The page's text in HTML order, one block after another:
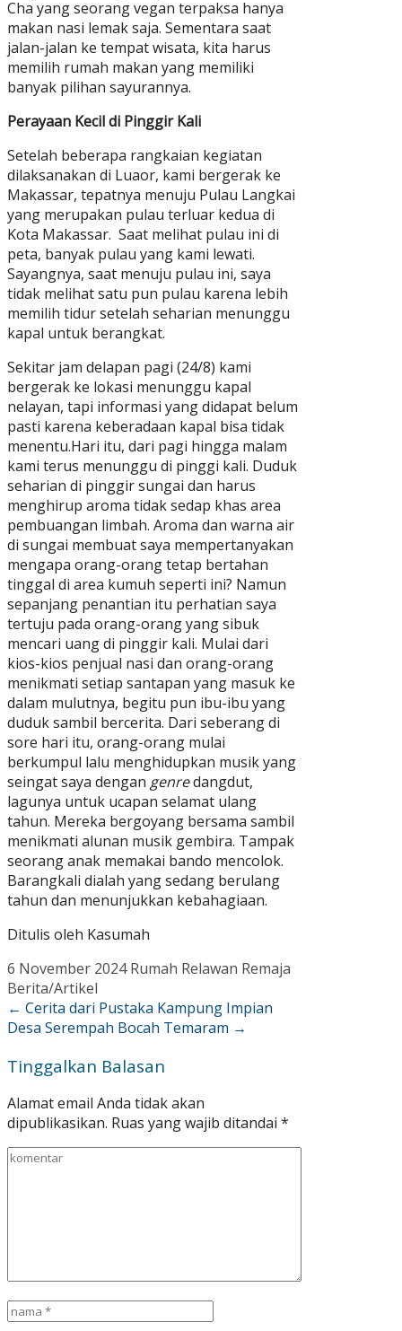
Cha yang seorang vegan terpaksa hanya
makan nasi lemak saja. Sementara saat
jalan-jalan ke tempat wisata, kita harus
memilih rumah makan yang memiliki
banyak pilihan sayurannya.
Perayaan Kecil di Pinggir Kali
Setelah beberapa rangkaian kegiatan
dilaksanakan di Luaor, kami bergerak ke
Makassar, tepatnya menuju Pulau Langkai
yang merupakan pulau terluar kedua di
Kota Makassar. Saat melihat pulau ini di
peta, banyak pulau yang kami lewati.
Sayangnya, saat menuju pulau ini, saya
tidak melihat satu pun pulau karena lebih
memilih tidur setelah seharian menunggu
kapal untuk berangkat.
Sekitar jam delapan pagi (24/8) kami
bergerak ke lokasi menunggu kapal
nelayan, tapi informasi yang didapat belum
pasti karena keberadaan kapal bisa tidak
menentu.Hari itu, dari pagi hingga malam
kami terus menunggu di pinggi kali. Duduk
seharian di pinggir sungai dan harus
menghirup aroma tidak sedap khas area
pembuangan limbah. Aroma dan warna air
di sungai membuat saya mempertanyakan
mengapa orang-orang tetap bertahan
tinggal di area kumuh seperti ini? Namun
sepanjang penantian itu perhatian saya
tertuju pada orang-orang yang sibuk
mencari uang di pinggir kali. Mulai dari
kios-kios penjual nasi dan orang-orang
menikmati setiap santapan yang masuk ke
dalam mulutnya, begitu pun ibu-ibu yang
duduk sambil bercerita. Dari seberang di
sore hari itu, orang-orang mulai
berkumpul lalu menghidupkan musik yang
seingat saya dengan genredangdut,
lagunya untuk ucapan selamat ulang
tahun. Mereka bergoyang bersama sambil
menikmati alunan musik gembira. Tampak
seorang anak memakai bando mencolok.
Barangkali dialah yang sedang berulang
tahun dan menunjukkan kebahagiaan.
Ditulis oleh Kasumah
6 November 2024 Rumah Relawan Remaja
Berita/Artikel
← Cerita dari Pustaka Kampung Impian
Desa Serempah Bocah Temaram →
Tinggalkan Balasan
Alamat email Anda tidak akan
dipublikasikan. Ruas yang wajib ditandai *